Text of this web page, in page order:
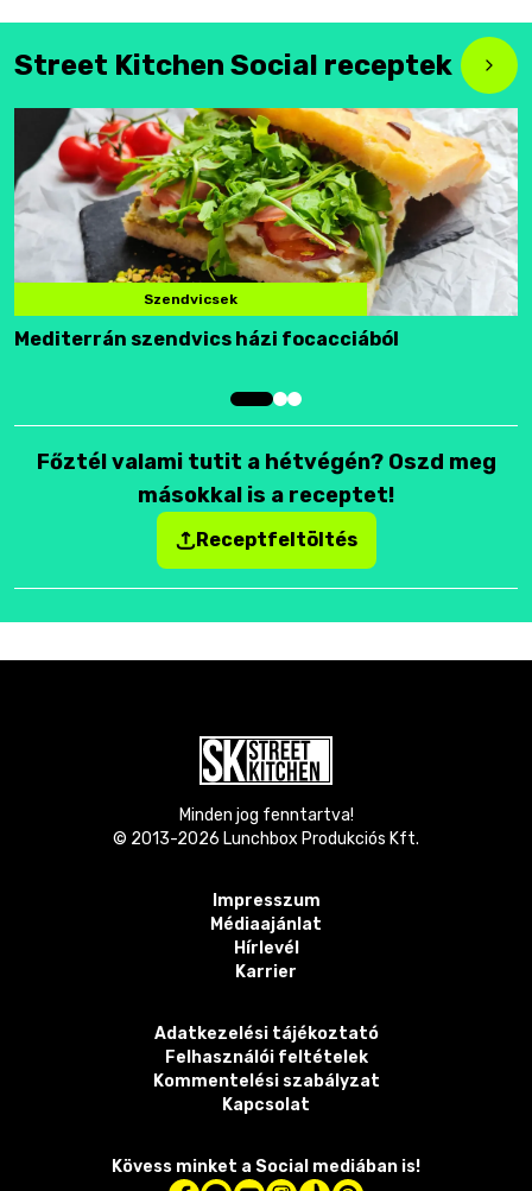
Street Kitchen Social receptek
Szendvicsek
Mediterrán szendvics házi focacciából
Főztél valami tutit a hétvégén? Oszd meg
másokkal is a receptet!
Receptfeltöltés
Minden jog fenntartva!
© 2013-2026 Lunchbox Produkciós Kft.
Impresszum
Médiaajánlat
Hírlevél
Karrier
Adatkezelési tájékoztató
Felhasználói feltételek
Kommentelési szabályzat
Kapcsolat
Kövess minket a Social mediában is!